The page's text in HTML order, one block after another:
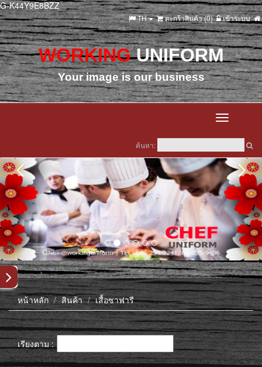
G-K44Y9E8BZZ
เข้าระบบ
ตะกร้าสินค้า (0)
TH
WORKING UNIFORM
Your image is our business
Toggle
ค้นหา:
หน้าหลัก สินค้า เสื้อซาฟารี
เรียงตาม :